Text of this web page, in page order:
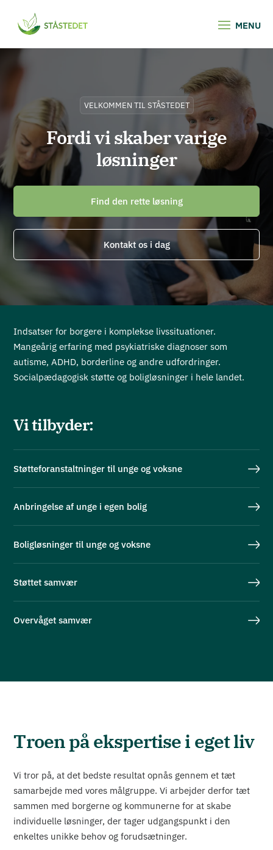
VELKOMMEN TIL STÅSTEDET
Fordi vi skaber varige
løsninger
Find den rette løsning
Kontakt os i dag
Indsatser for borgere i komplekse livssituationer.
Mangeårig erfaring med psykiatriske diagnoser som
autisme, ADHD, borderline og andre udfordringer.
Socialpædagogisk støtte og boligløsninger i hele landet.
Vi tilbyder:
Støtteforanstaltninger til unge og voksne
Anbringelse af unge i egen bolig
Boligløsninger til unge og voksne
Støttet samvær
Overvåget samvær
Troen på ekspertise i eget liv
Vi tror på, at det bedste resultat opnås gennem et tæt
samarbejde med vores målgruppe. Vi arbejder derfor tæt
sammen med borgerne og kommunerne for at skabe
individuelle løsninger, der tager udgangspunkt i den
enkeltes unikke behov og forudsætninger.